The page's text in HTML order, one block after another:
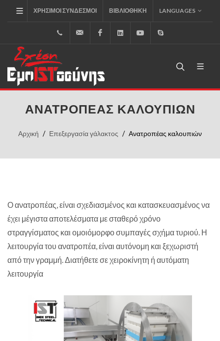
ΧΡΉΣΙΜΟΙ ΣΎΝΔΕΣΜΟΙ ΒΙΒΛΙΟΘΉΚΗ LANGUAGES
+30.2310.795.333
info@inoxst.com
FacebookLinkedInYoutube
ΑΝΑΤΡΟΠΈΑΣ ΚΑΛΟΥΠΙΏΝ
Αρχική Επεξεργασία γάλακτος Ανατροπέας καλουπιών
Ο ανατροπέας, είναι σχεδιασμένος και κατασκευασμένος να
έχει μέγιστα αποτελέσματα με σταθερό χρόνο
στραγγίσματος και ομοιόμορφο συμπαγές σχήμα τυριού. Η
λειτουργία του ανατροπέα, είναι αυτόνομη και ξεχωριστή
από την γραμμή. Διατήθετε σε χειροκίνητη ή αυτόματη
λειτουργία